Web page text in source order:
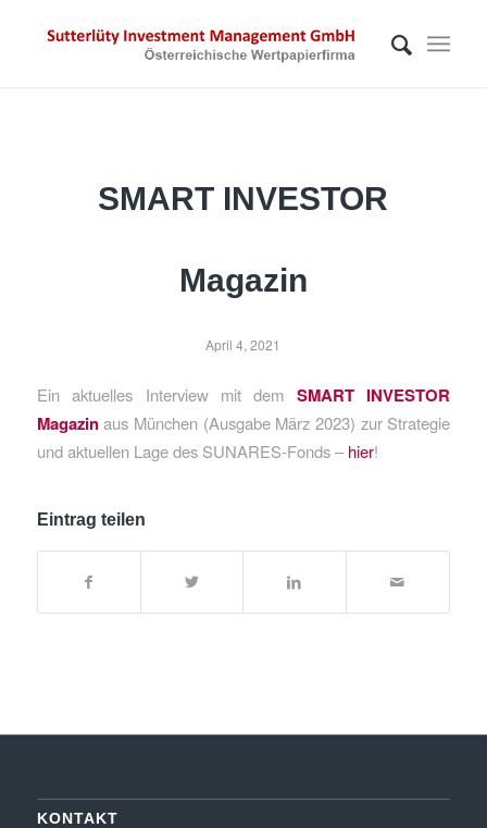
SMART INVESTOR
Magazin
April 4, 2021
Ein aktuelles Interview mit dem SMART INVESTOR
Magazinaus München (Ausgabe März 2023) zur Strategie
und aktuellen Lage des SUNARES-Fonds –hier!
Eintrag teilen
KONTAKT